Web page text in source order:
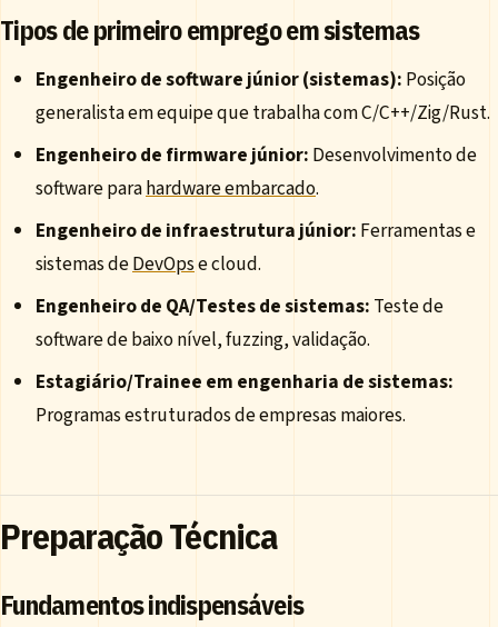
Tipos de primeiro emprego em sistemas
Engenheiro de software júnior (sistemas): Posição
generalista em equipe que trabalha com C/C++/Zig/Rust.
Engenheiro de firmware júnior: Desenvolvimento de
software parahardware embarcado.
Engenheiro de infraestrutura júnior: Ferramentas e
sistemas deDevOpse cloud.
Engenheiro de QA/Testes de sistemas: Teste de
software de baixo nível, fuzzing, validação.
Estagiário/Trainee em engenharia de sistemas:
Programas estruturados de empresas maiores.
Preparação Técnica
Fundamentos indispensáveis